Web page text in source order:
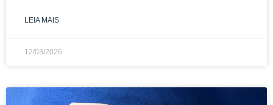
LEIA MAIS
12/03/2026